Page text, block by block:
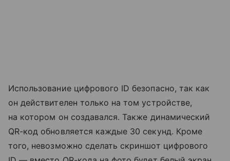
Использование цифрового ID безопасно, так как
он действителен только на том устройстве,
на котором он создавался. Также динамический
QR-код обновляется каждые 30 секунд. Кроме
того, невозможно сделать скриншот цифрового